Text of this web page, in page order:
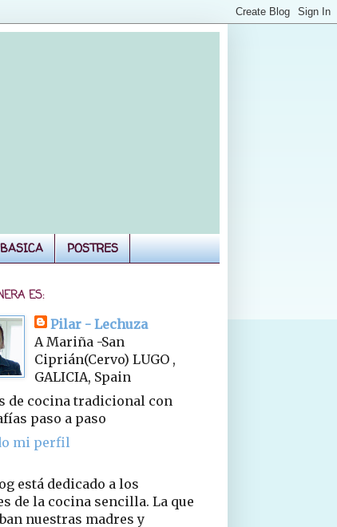
POSTRES
ES:
Pilar - Lechuza
A Mariña -San
Ciprián(Cervo) LUGO ,
GALICIA, Spain
de cocina tradicional con
paso a paso
mi perfil
está dedicado a los
de la cocina sencilla. La que
nuestras madres y